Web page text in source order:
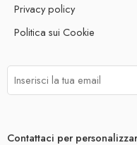
Privacy policy
Politica sui Cookie
Contattaci per